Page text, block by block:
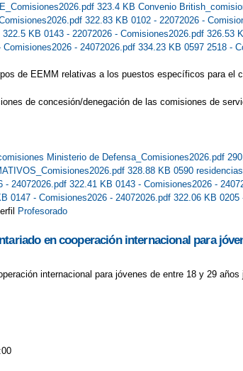
323.4 KB Convenio
322.83 KB 0102 - 22072026 -
322.5 KB 0143 - 22072026 - Comisiones2026.pdf 326.53
Comisiones2026 - 24072026.pdf 334.23 KB 0597 2518 -
de EEMM relativas a los puestos específicos para el
de concesión/denegación de las comisiones de
Ministerio de Defensa_Comisiones2026.pdf
328.88 KB 0590
- 24072026.pdf 322.41 KB 0143 - Comisiones2026 -
0147 - Comisiones2026 - 24072026.pdf 322.06 KB 0205
Profesorado
en cooperación internacional para
internacional para jóvenes de entre 18 y 29